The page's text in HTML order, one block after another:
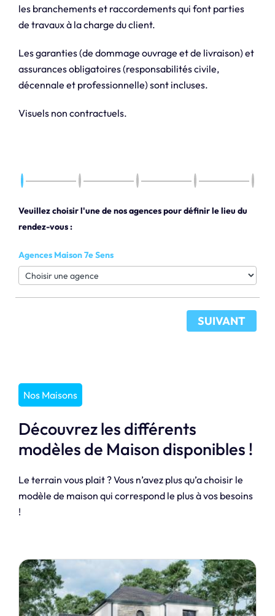
les branchements et raccordements qui font parties
de travaux à la charge du client.
Les garanties (de dommage ouvrage et de livraison) et
assurances obligatoires (responsabilités civile,
décennale et professionnelle) sont incluses.
Visuels non contractuels.
Veuillez choisir l'une de nos agences pour définir le lieu du
rendez-vous :
Agences Maison 7e Sens
SUIVANT
Nos Maisons
Découvrez les différents
modèles de Maison disponibles !
Le terrain vous plait ? Vous n’avez plus qu’a choisir le
modèle de maison qui correspond le plus à vos besoins
!